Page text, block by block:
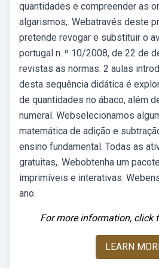
quantidades e compreender as
algarismos,. Webatravés deste
pretende revogar e substituir o
portugal n. º 10/2008, de 22 de
revistas as normas. 2 aulas
desta sequência didática é
de quantidades no ábaco, além
numeral. Webselecionamos
matemática de adição e
ensino fundamental. Todas as
gratuitas,. Webobtenha um
imprimíveis e interativas.
ano.
For more information, click
LEARN